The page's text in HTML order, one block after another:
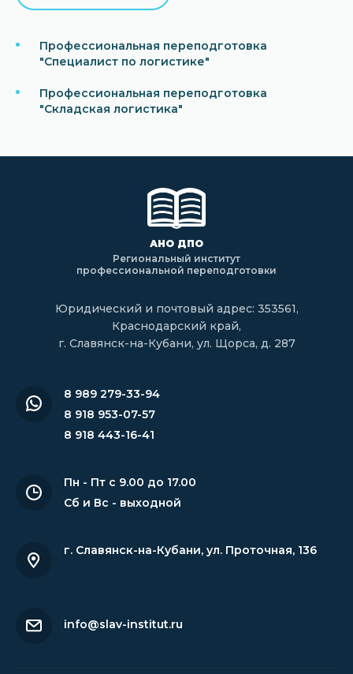
Профессиональная переподготовка
"Специалист по логистике"
Профессиональная переподготовка
"Складская логистика"
АНО ДПО
Региональный институт
профессиональной переподготовки
Юридический и почтовый адрес: 353561,
Краснодарский край,
г. Славянск-на-Кубани, ул. Щорса, д. 287
8 989 279-33-94
8 918 953-07-57
8 918 443-16-41
Пн - Пт с 9.00 до 17.00
Сб и Вс - выходной
г. Славянск-на-Кубани, ул. Проточная, 136
info@slav-institut.ru